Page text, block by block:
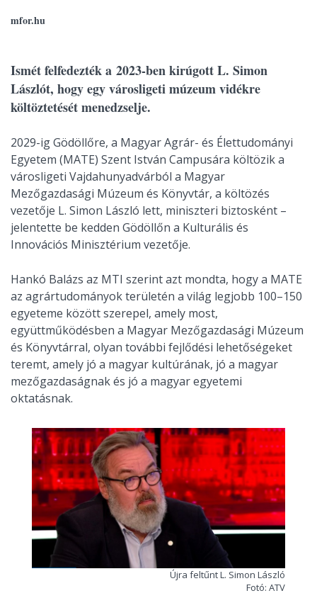
mfor.hu
Ismét felfedezték a 2023-ben kirúgott L. Simon
Lászlót, hogy egy városligeti múzeum vidékre
költöztetését menedzselje.
2029-ig Gödöllőre, a Magyar Agrár- és Élettudományi
Egyetem (MATE) Szent István Campusára költözik a
városligeti Vajdahunyadvárból a Magyar
Mezőgazdasági Múzeum és Könyvtár, a költözés
vezetője L. Simon László lett, miniszteri biztosként –
jelentette be kedden Gödöllőn a Kulturális és
Innovációs Minisztérium vezetője.
Hankó Balázs az MTI szerint azt mondta, hogy a MATE
az agrártudományok területén a világ legjobb 100–150
egyeteme között szerepel, amely most,
együttműködésben a Magyar Mezőgazdasági Múzeum
és Könyvtárral, olyan további fejlődési lehetőségeket
teremt, amely jó a magyar kultúrának, jó a magyar
mezőgazdaságnak és jó a magyar egyetemi
oktatásnak.
Újra feltűnt L. Simon László
Fotó: ATV